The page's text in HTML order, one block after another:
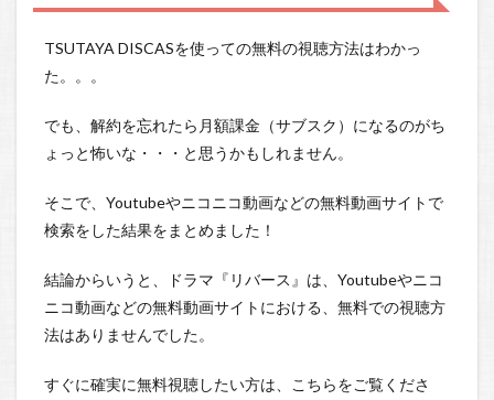
TSUTAYA DISCASを使っての無料の視聴方法はわかっ
た。。。
でも、解約を忘れたら月額課金（サブスク）になるのがち
ょっと怖いな・・・と思うかもしれません。
そこで、Youtubeやニコニコ動画などの無料動画サイトで
検索をした結果をまとめました！
結論からいうと、ドラマ『リバース』は、Youtubeやニコ
ニコ動画などの無料動画サイトにおける、無料での視聴方
法はありませんでした。
すぐに確実に無料視聴したい方は、こちらをご覧くださ